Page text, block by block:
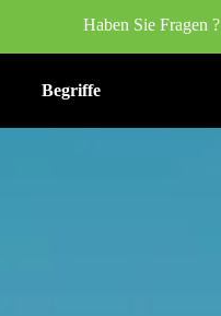
Haben Sie Fragen ?
Begriffe